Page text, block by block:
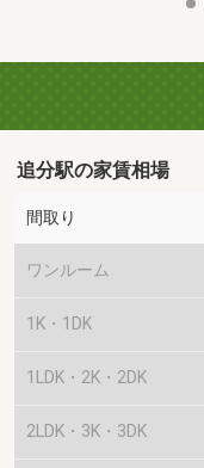
追分駅の家賃相場
間取り
ワンルーム
1K・1DK
1LDK・2K・2DK
2LDK・3K・3DK